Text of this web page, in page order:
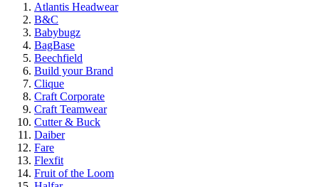
Atlantis Headwear
B&C
Babybugz
BagBase
Beechfield
Build your Brand
Clique
Craft Corporate
Craft Teamwear
Cutter & Buck
Daiber
Fare
Flexfit
Fruit of the Loom